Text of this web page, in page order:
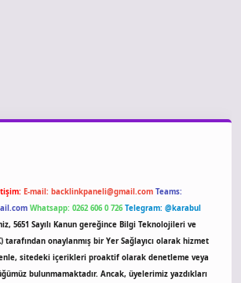
E-mail: backlinkpaneli@gmail.com Teams:
Whatsapp: 0262 606 0 726 Telegram: @karabul
5651 Sayılı Kanun gereğince Bilgi Teknolojileri ve
tarafından onaylanmış bir Yer Sağlayıcı olarak hizmet
sitedeki içerikleri proaktif olarak denetleme veya
bulunmamaktadır. Ancak, üyelerimiz yazdıkları